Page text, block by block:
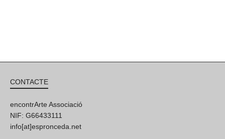
CONTACTE
encontrArte Associació
NIF: G66433111
info[at]espronceda.net